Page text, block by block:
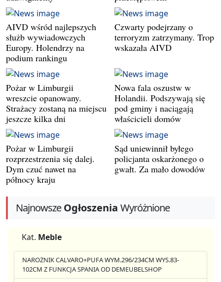
AIVD wśród najlepszych
służb wywiadowczych
Europy. Holendrzy na
podium rankingu
Czwarty podejrzany o
terroryzm zatrzymany. Trop
wskazała AIVD
Pożar w Limburgii
wreszcie opanowany.
Strażacy zostaną na miejscu
jeszcze kilka dni
Nowa fala oszustw w
Holandii. Podszywają się
pod gminy i naciągają
właścicieli domów
Pożar w Limburgii
rozprzestrzenia się dalej.
Dym czuć nawet na
północy kraju
Sąd uniewinnił byłego
policjanta oskarżonego o
gwałt. Za mało dowodów
NajnowszeOgłoszenia Wyróżnione
Kat. Meble
NAROŻNIK CALVARO+PUFA WYM.296/234CM WYS.83-
102CM Z FUNKCJA SPANIA OD DEMEUBELSHOP